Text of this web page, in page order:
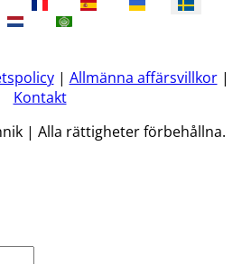
| Allmänna affärsvillkor|
Kontakt
| Alla rättigheter förbehållna.